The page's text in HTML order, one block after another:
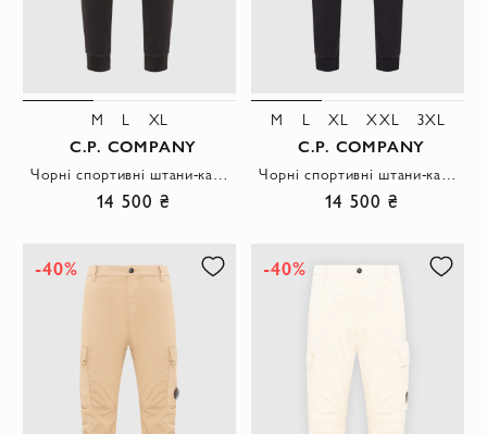
M L XL
C.P. COMPANY
Чорні спортивні штани-карго на зав'язках із фірмовою лінзою
14 500 ₴
M L XL XXL 3XL
C.P. COMPANY
Чорні спортивні штани-карго на зав'язках
14 500 ₴
-40% -40%